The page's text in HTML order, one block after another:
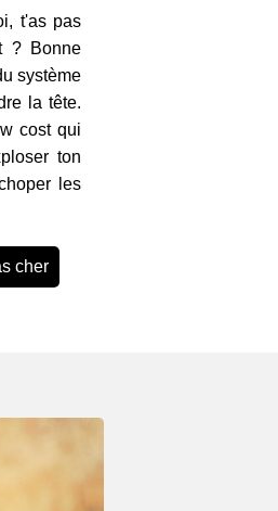
t'as pas
? Bonne
système
la tête.
cost qui
ton
les
cher